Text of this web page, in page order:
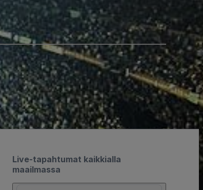
Live-tapahtumat kaikkialla
maailmassa